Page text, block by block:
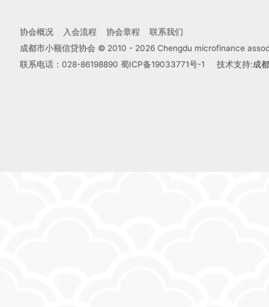
协会概况 入会流程 协会章程
联系我们
成都市小额信贷协会 © 2010 - 2026 Chengdu microfinance
联系电话：028-86198890 蜀ICP备19033771号-1 技术支持:成